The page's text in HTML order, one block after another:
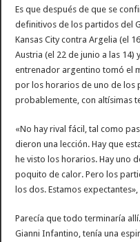
Es que después de que se
definitivos de los partidos del
Kansas City contra Argelia (el
Austria (el 22 de junio a las 14)
entrenador argentino tomó el
por los horarios de uno de los
probablemente, con altísimas
«No hay rival fácil, tal como
dieron una lección. Hay que
he visto los horarios. Hay uno
poquito de calor. Pero los
los dos. Estamos
Parecía que todo terminaría
Gianni Infantino, tenía una